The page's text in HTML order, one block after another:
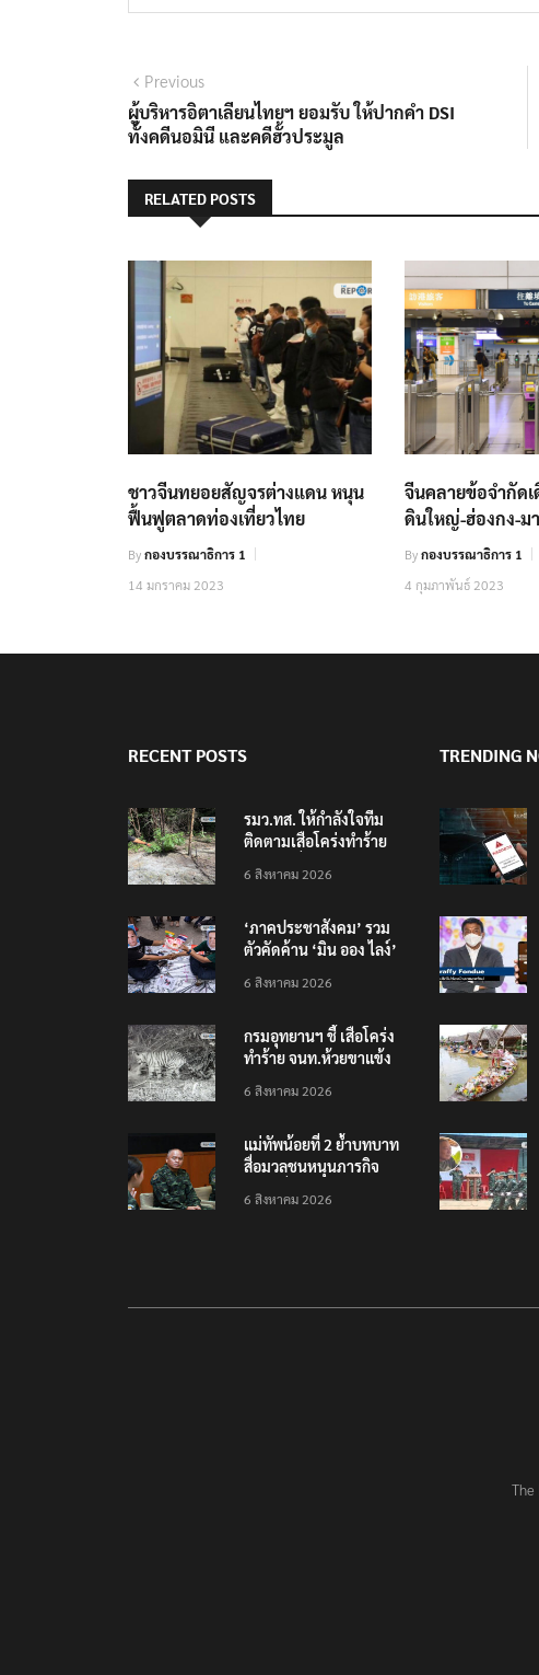
แนะแนว
เรื่อง
PreviousPrevious
post:
ผู้บริหารอิตาเลียนไทยฯ ยอมรับ ให้ปากคำ DSI
ทั้งคดีนอมินี และคดีฮั้วประมูล
RELATED POSTS
ชาวจีนทยอยสัญจรต่างแดน หนุน
ฟื้นฟูตลาดท่องเที่ยวไทย
Byกองบรรณาธิการ 1
14 มกราคม 2023
จีนคลายข้อจำกัด
ดินใหญ่-ฮ่องกง-มา
Byกองบรรณาธิการ 1
4 กุมภาพันธ์ 2023
RECENT POSTS
รมว.ทส. ให้กำลังใจทีม
ติดตามเสือโคร่งทำร้าย
6 สิงหาคม 2026
‘ภาคประชาสังคม’ รวม
ตัวคัดค้าน ‘มิน ออง ไลง์’
ต้อนรับอาชญากร’
6 สิงหาคม 2026
กรมอุทยานฯ ชี้ เสือโคร่ง
ทำร้าย จนท.ห้วยขาแข้ง
บังเอิญ ไม่เข้าข่าย ‘เสือ
6 สิงหาคม 2026
แม่ทัพน้อยที่ 2 ย้ำบทบาท
สื่อมวลชนหนุนภารกิจ
6 สิงหาคม 2026
TRENDING
The